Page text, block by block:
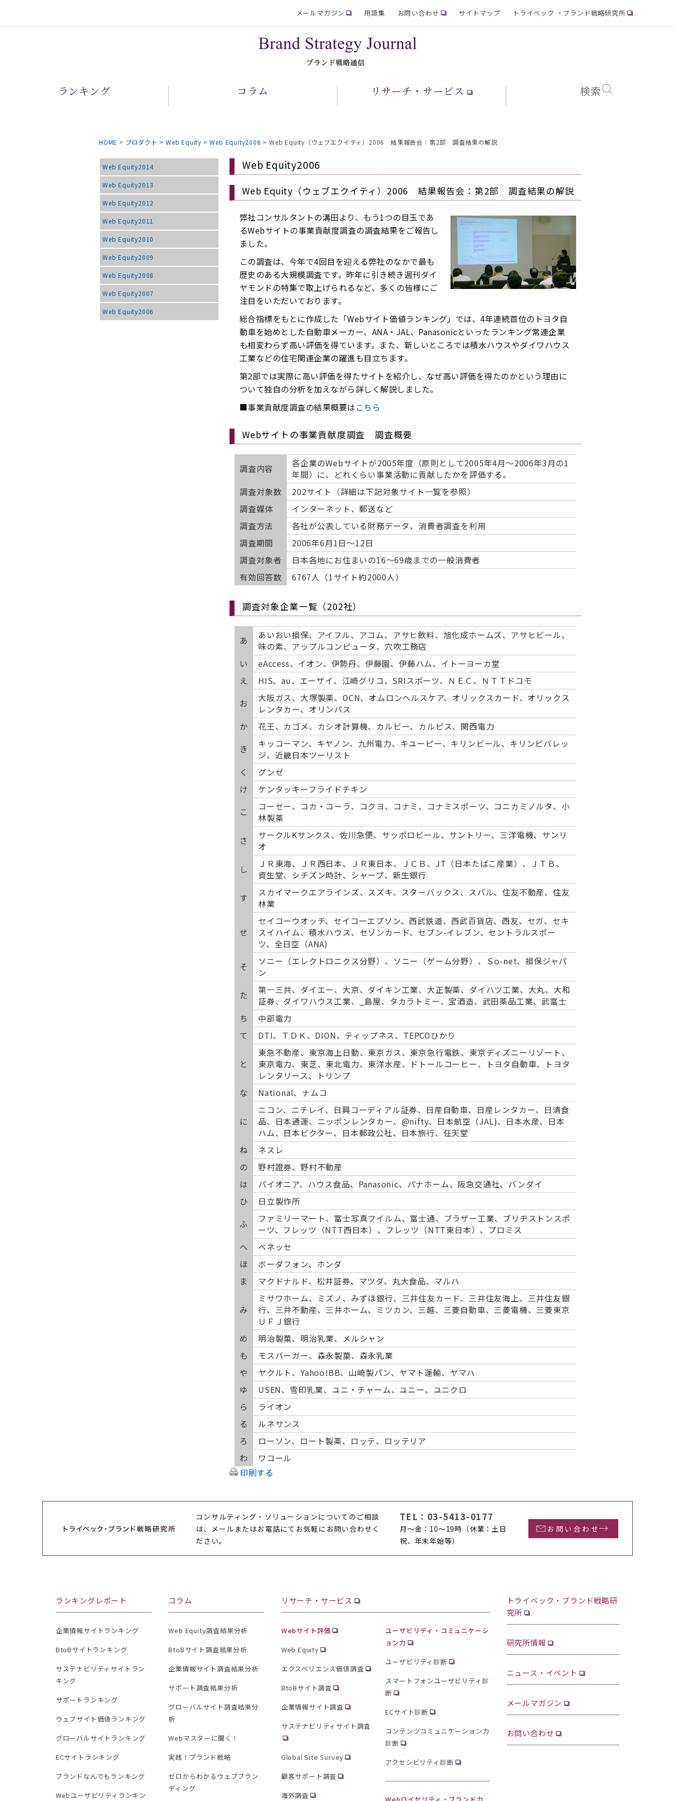
メールマガジン 用語集 お問い合わせ サイトマップ トライベック ・ブランド戦略研究所
ランキング コラム リサーチ・サービス 検索
HOME > プロダクト >Web Equity >Web Equity2006 >Web Equity（ウェブエクイティ）2006 結果報告会：第2部 調査結果の解説
Web Equity2014
Web Equity2013
Web Equity2012
Web Equity2011
Web Equity2010
Web Equity2009
Web Equity2008
Web Equity2007
Web Equity2006
Web Equity2006
Web Equity（ウェブエクイティ）2006 結果報告会：第2部 調査結果の解説
弊社コンサルタントの溝田より、もう1つの目玉であ
るWebサイトの事業貢献度調査の調査結果をご報告し
ました。
この調査は、今年で4回目を迎える弊社のなかで最も
歴史のある大規模調査です。昨年に引き続き週刊ダイ
ヤモンドの特集で取上げられるなど、多くの皆様にご
注目をいただいております。
総合指標をもとに作成した「Webサイト価値ランキング」では、4年連続首位のトヨタ自
動車を始めとした自動車メーカー、ANA・JAL、Panasonicといったランキング常連企業
も相変わらず高い評価を得ています。また、新しいところでは積水ハウスやダイワハウス
工業などの住宅関連企業の躍進も目立ちます。
第2部では実際に高い評価を得たサイトを紹介し、なぜ高い評価を得たのかという理由に
ついて独自の分析を加えながら詳しく解説しました。
■事業貢献度調査の結果概要はこちら
Webサイトの事業貢献度調査 調査概要
調査内容
各企業のWebサイトが2005年度（原則として2005年4月〜2006年3月の1
年間）に、どれくらい事業活動に貢献したかを評価する。
調査対象数
202サイト（詳細は下記対象サイト一覧を参照）
調査媒体
インターネット、郵送など
調査方法
各社が公表している財務データ、消費者調査を利用
調査期間
2006年6月1日〜12日
調査対象者
日本各地にお住まいの16〜69歳までの一般消費者
有効回答数
6767人（1サイト約2000人）
調査対象企業一覧（202社）
あ
あいおい損保、アイフル、アコム、アサヒ飲料、旭化成ホームズ、アサヒビール、
味の素、アップルコンピュータ、穴吹工務店
い
eAccess、イオン、伊勢丹、伊藤園、伊藤ハム、イトーヨーカ堂
え
HIS、au、エーザイ、江崎グリコ、SRIスポーツ、ＮＥＣ、ＮＴＴドコモ
お
大阪ガス、大塚製薬、OCN、オムロンヘルスケア、オリックスカード、オリックス
レンタカー、オリンパス
か
花王、カゴメ、カシオ計算機、カルビー、カルピス、関西電力
き
キッコーマン、キヤノン、九州電力、キユーピー、キリンビール、キリンビバレッ
ジ、近畿日本ツーリスト
く
グンゼ
け
ケンタッキーフライドチキン
こ
コーセー、コカ・コーラ、コクヨ、コナミ、コナミスポーツ、コニカミノルタ、小
林製薬
さ
サークルKサンクス、佐川急便、サッポロビール、サントリー、三洋電機、サンリ
オ
し
ＪＲ東海、ＪＲ西日本、ＪＲ東日本、ＪＣＢ、JT（日本たばこ産業）、ＪＴＢ、
資生堂、シチズン時計、シャープ、新生銀行
す
スカイマークエアラインズ、スズキ、スターバックス、スバル、住友不動産、住友
林業
せ
セイコーウオッチ、セイコーエプソン、西武鉄道、西武百貨店、西友、セガ、セキ
スイハイム、積水ハウス、セゾンカード、セブン-イレブン、セントラルスポー
ツ、全日空（ANA)
そ
ソニー（エレクトロニクス分野）、ソニー（ゲーム分野）、Ｓo-net、損保ジャパ
ン
た
第一三共、ダイエー、大京、ダイキン工業、大正製薬、ダイハツ工業、大丸、大和
証券、ダイワハウス工業、_島屋、タカラトミー、宝酒造、武田薬品工業、武富士
ち
中部電力
て
DTI、ＴＤＫ、DION、ティップネス、TEPCOひかり
と
東急不動産、東京海上日動、東京ガス、東京急行電鉄、東京ディズニーリゾート、
東京電力、東芝、東北電力、東洋水産、ドトールコーヒー、トヨタ自動車、トヨタ
レンタリース、トリンプ
な
National、ナムコ
に
ニコン、ニチレイ、日興コーディアル証券、日産自動車、日産レンタカー、日清食
品、日本通運、ニッポンレンタカー、@nifty、日本航空（JAL)、日本水産、日本
ハム、日本ビクター、日本郵政公社、日本旅行、任天堂
ね
ネスレ
の
野村證券、野村不動産
は
パイオニア、ハウス食品、Panasonic、パナホーム、阪急交通社、バンダイ
ひ
日立製作所
ふ
ファミリーマート、富士写真フイルム、富士通、ブラザー工業、ブリヂストンスポ
ーツ、フレッツ（NTT西日本）、フレッツ（NTT東日本）、プロミス
へ
ベネッセ
ほ
ボーダフォン、ホンダ
ま
マクドナルド、松井証券、マツダ、丸大食品、マルハ
み
ミサワホーム、ミズノ、みずほ銀行、三井住友カード、三井住友海上、三井住友銀
行、三井不動産、三井ホーム、ミツカン、三越、三菱自動車、三菱電機、三菱東京
ＵＦＪ銀行
め
明治製菓、明治乳業、メルシャン
も
モスバーガー、森永製菓、森永乳業
や
ヤクルト、Yahoo!BB、山崎製パン、ヤマト運輸、ヤマハ
ゆ
USEN、雪印乳業、ユニ・チャーム、ユニー、ユニクロ
ら
ライオン
る
ルネサンス
ろ
ローソン、ロート製薬、ロッテ、ロッテリア
わ
ワコール
印刷する
コンサルティング・ソリューションについてのご相談
は、メールまたはお電話にてお気軽にお問い合わせく
ださい。
TEL： 03-5413-0177
月〜金：10〜19時 （休業：土日
祝、年末年始等）
お問い合わせ
ランキングレポート
企業情報サイトランキング
BtoBサイトランキング
サステナビリティサイトラン
キング
サポートランキング
ウェブサイト価値ランキング
グローバルサイトランキング
ECサイトランキング
ブランドなんでもランキング
Webユーザビリティランキン
コラム
Web Equity調査結果分析
BtoBサイト調査結果分析
企業情報サイト調査結果分析
サポート調査結果分析
グローバルサイト調査結果分
析
Webマスターに聞く！
実践！ブランド戦略
ゼロからわかるウェブブラン
ディング
リサーチ・サービス
Webサイト評価
Web Equity
エクスペリエンス価値調査
BtoBサイト調査
企業情報サイト調査
サステナビリティサイト調査
Global Site Survey
顧客サポート調査
海外調査
ユーザビリディ・コミュニケーシ
ョン力
ユーザビリティ診断
スマートフォンユーザビリティ診
断
ECサイト診断
コンテンツコミュニケーション力
診断
アクセシビリティ診断
トライベック・ブランド戦略研
究所
研究所情報
ニュース・イベント
メールマガジン
お問い合わせ